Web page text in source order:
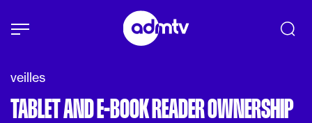
Aller au contenu principal
veilles
TABLET AND E-BOOK READER OWNERSHIP
Panneau de gestion des cookies